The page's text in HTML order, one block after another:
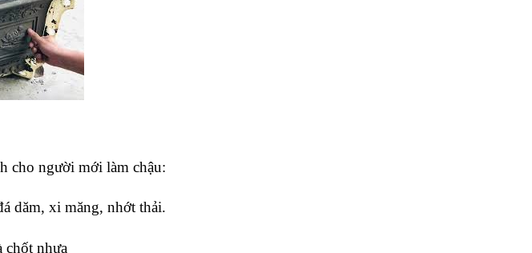
cho người mới làm chậu:
dăm, xi măng, nhớt thải.
chốt nhựa